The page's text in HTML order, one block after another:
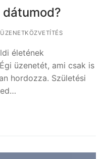
életének
üzenetét, ami csak is
hordozza. Születési